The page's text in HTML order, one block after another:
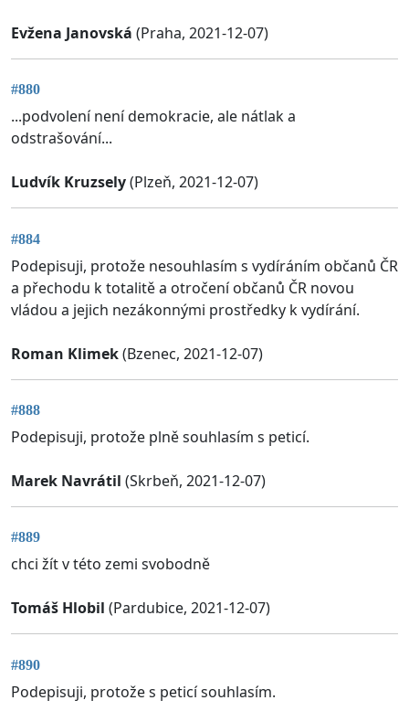
Evžena Janovská (Praha, 2021-12-07)
#880
...podvolení není demokracie, ale nátlak a
odstrašování...
Ludvík Kruzsely(Plzeň, 2021-12-07)
#884
Podepisuji, protože nesouhlasím s vydíráním občanů ČR
a přechodu k totalitě a otročení občanů ČR novou
vládou a jejich nezákonnými prostředky k vydírání.
Roman Klimek(Bzenec, 2021-12-07)
#888
Podepisuji, protože plně souhlasím s peticí.
Marek Navrátil (Skrbeň, 2021-12-07)
#889
chci žít v této zemi svobodně
Tomáš Hlobil (Pardubice, 2021-12-07)
#890
Podepisuji, protože s peticí souhlasím.